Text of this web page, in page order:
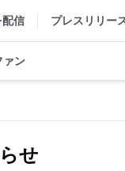
配信 プレスリリー
ァン
せ